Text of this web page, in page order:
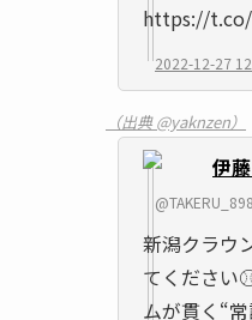
https://t.co/
2022-12-27
（出典 @yaknzen）
伊
新潟クラウ
てください
ムが貫く“